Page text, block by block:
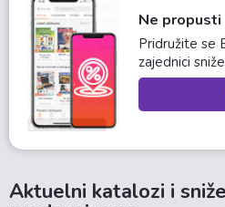
Ne propusti
Pridružite se
zajednici
Aktuelni katalozi i